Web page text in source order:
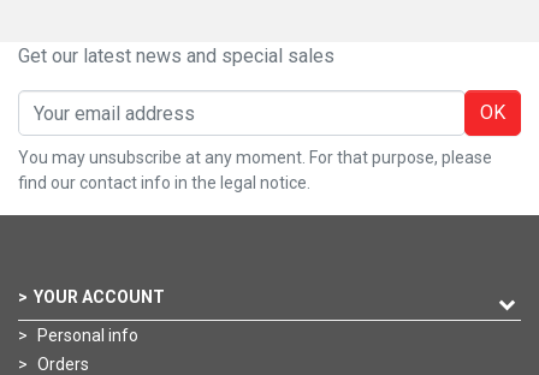
Get our latest news and special sales
OK
You may unsubscribe at any moment. For that purpose, please
find our contact info in the legal notice.
YOUR ACCOUNT
Personal info
Orders